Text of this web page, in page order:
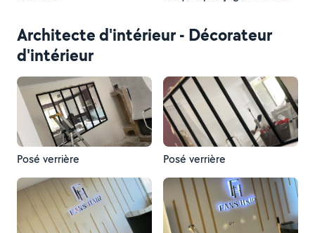
Architecte d'intérieur - Décorateur
d'intérieur
Posé verrière Posé verrière